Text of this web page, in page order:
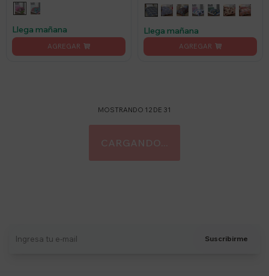
Llega mañana
Jurassic
Llega mañana
MOSTRANDO 12 DE 31
Suscribirme